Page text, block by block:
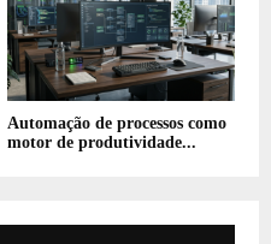
Automação de processos como
motor de produtividade...